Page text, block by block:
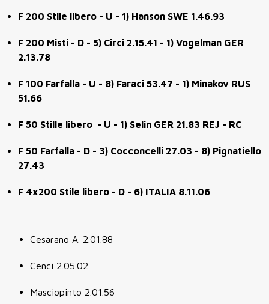
F 200 Stile libero - U - 1) Hanson SWE 1.46.93
F 200 Misti - D - 5) Circi 2.15.41 - 1) Vogelman GER
2.13.78
F 100 Farfalla - U - 8) Faraci 53.47 - 1) Minakov RUS
51.66
F 50 Stille libero - U - 1) Selin GER 21.83 REJ - RC
F 50 Farfalla - D - 3) Cocconcelli 27.03 - 8) Pignatiello
27.43
F 4x200 Stile libero - D - 6) ITALIA 8.11.06
Cesarano A. 2.01.88
Cenci 2.05.02
Masciopinto 2.01.56